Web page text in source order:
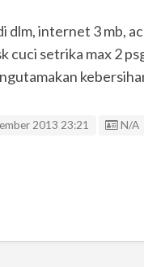
dlm, internet 3 mb,
cuci setrika max 2
2013 23:21 N/A